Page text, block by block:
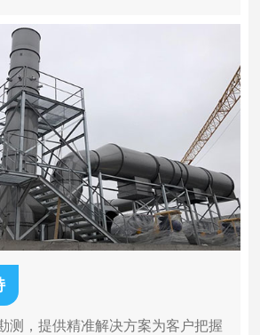
测，提供精准解决方案为客户把握